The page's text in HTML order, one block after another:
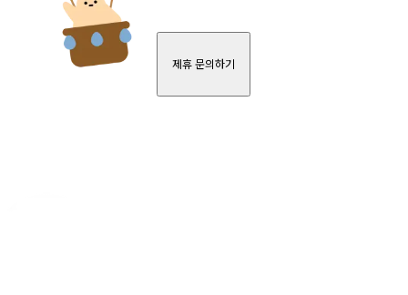
제휴 문의하기